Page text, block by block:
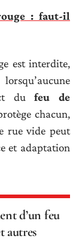
: faut-il
est interdite,
dufeu de
chacun,
rue vide peut
et adaptation
d’un feu
autres